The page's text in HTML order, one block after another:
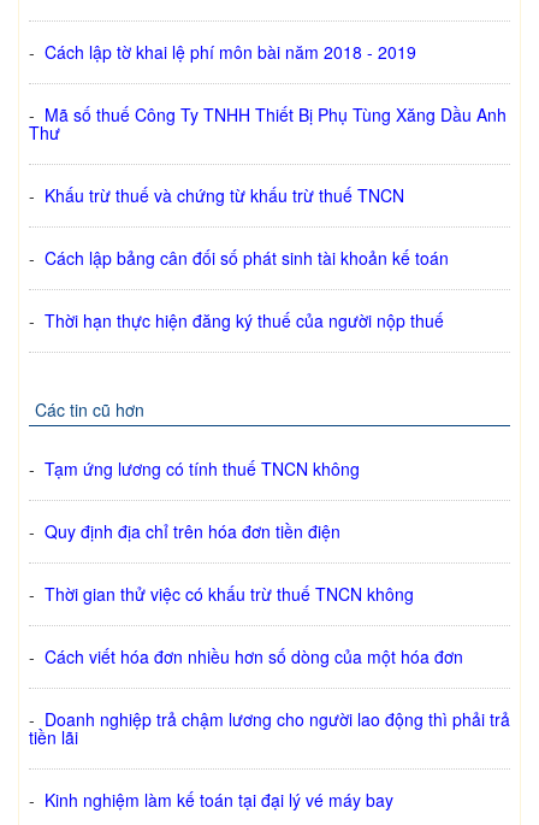
- Cách lập tờ khai lệ phí môn bài năm 2018 - 2019
- Mã số thuế Công Ty TNHH Thiết Bị Phụ Tùng Xăng Dầu Anh
Thư
- Khấu trừ thuế và chứng từ khấu trừ thuế TNCN
- Cách lập bảng cân đối số phát sinh tài khoản kế toán
- Thời hạn thực hiện đăng ký thuế của người nộp thuế
Các tin cũ hơn
- Tạm ứng lương có tính thuế TNCN không
- Quy định địa chỉ trên hóa đơn tiền điện
- Thời gian thử việc có khấu trừ thuế TNCN không
- Cách viết hóa đơn nhiều hơn số dòng của một hóa đơn
- Doanh nghiệp trả chậm lương cho người lao động thì phải trả
tiền lãi
- Kinh nghiệm làm kế toán tại đại lý vé máy bay